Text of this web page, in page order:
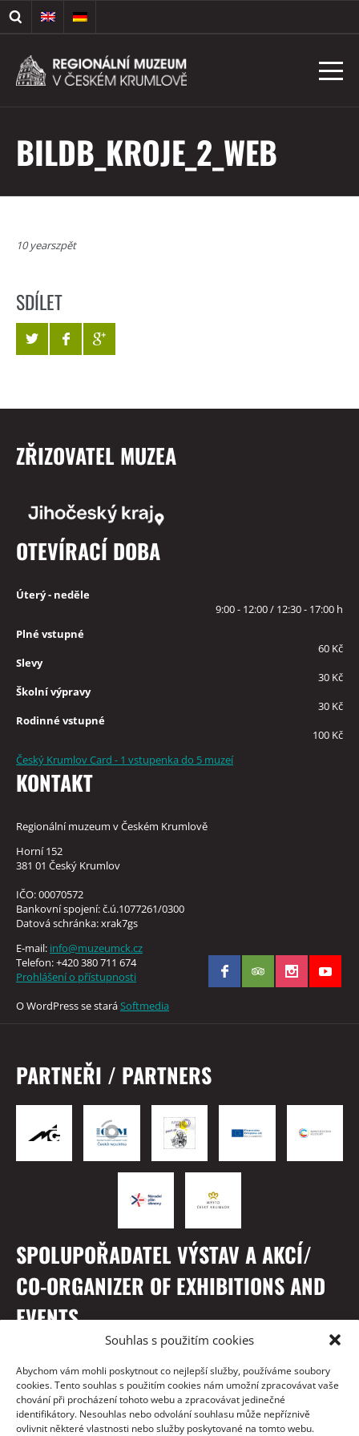
Souhlas s použitím cookies
Abychom vám mohli poskytnout co nejlepší služby, používáme soubory
cookies. Tento souhlas s použitím cookies nám umožní zpracovávat vaše
chování při procházení tohoto webu a zpracovávat jedinečné
identifikátory. Nesouhlas nebo odvolání souhlasu může nepříznivě
ovlivnit některé vlastnosti nebo služby poskytované na tomto webu.
BILDB_KROJE_2_WEB
10 yearszpět
SDÍLET
ZŘIZOVATEL MUZEA
OTEVÍRACÍ DOBA
Úterý - neděle
9:00 - 12:00 / 12:30 - 17:00 h
Plné vstupné
60 Kč
Slevy
30 Kč
Školní výpravy
30 Kč
Rodinné vstupné
100 Kč
Český Krumlov Card - 1 vstupenka do 5 muzeí
KONTAKT
Regionální muzeum v Českém Krumlově
Horní 152
381 01 Český Krumlov
IČO: 00070572
Bankovní spojení: č.ú.1077261/0300
Datová schránka: xrak7gs
E-mail: info@muzeumck.cz
Telefon: +420 380 711 674
Prohlášení o přístupnosti
O WordPress se staráSoftmedia
PARTNEŘI / PARTNERS
SPOLUPOŘADATEL VÝSTAV A AKCÍ/
CO-ORGANIZER OF EXHIBITIONS AND
EVENTS